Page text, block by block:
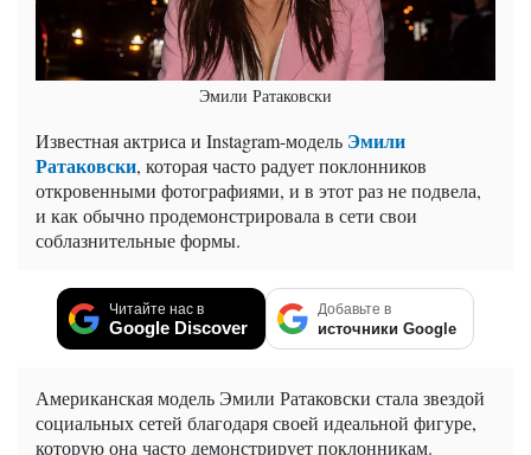
Эмили Ратаковски
Известная актриса и Instagram-модель Эмили
Ратаковски, которая часто радует поклонников
откровенными фотографиями, и в этот раз не подвела,
и как обычно продемонстрировала в сети свои
соблазнительные формы.
Читайте нас в
Google Discover
Добавьте в
источники Google
Американская модель Эмили Ратаковски стала звездой
социальных сетей благодаря своей идеальной фигуре,
которую она часто демонстрирует поклонникам.